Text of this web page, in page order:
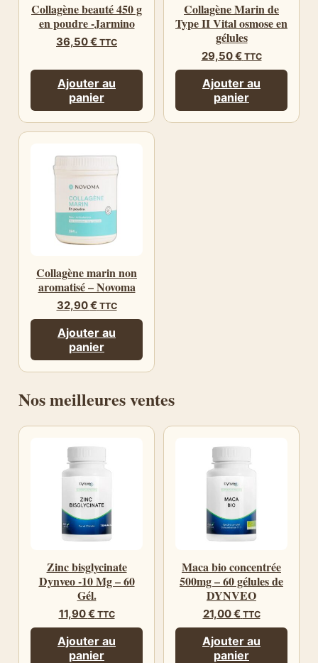
Collagène beauté 450 g
en poudre -Jarmino
36,50€ TTC
Ajouter au
panier
Collagène Marin de
Type II Vital osmose en
gélules
29,50€ TTC
Ajouter au
panier
Collagène marin non
aromatisé – Novoma
32,90€ TTC
Ajouter au
panier
Nos meilleures ventes
Zinc bisglycinate
Dynveo -10 Mg – 60
Gél.
11,90€ TTC
Ajouter au
panier
Maca bio concentrée
500mg – 60 gélules de
DYNVEO
21,00€ TTC
Ajouter au
panier